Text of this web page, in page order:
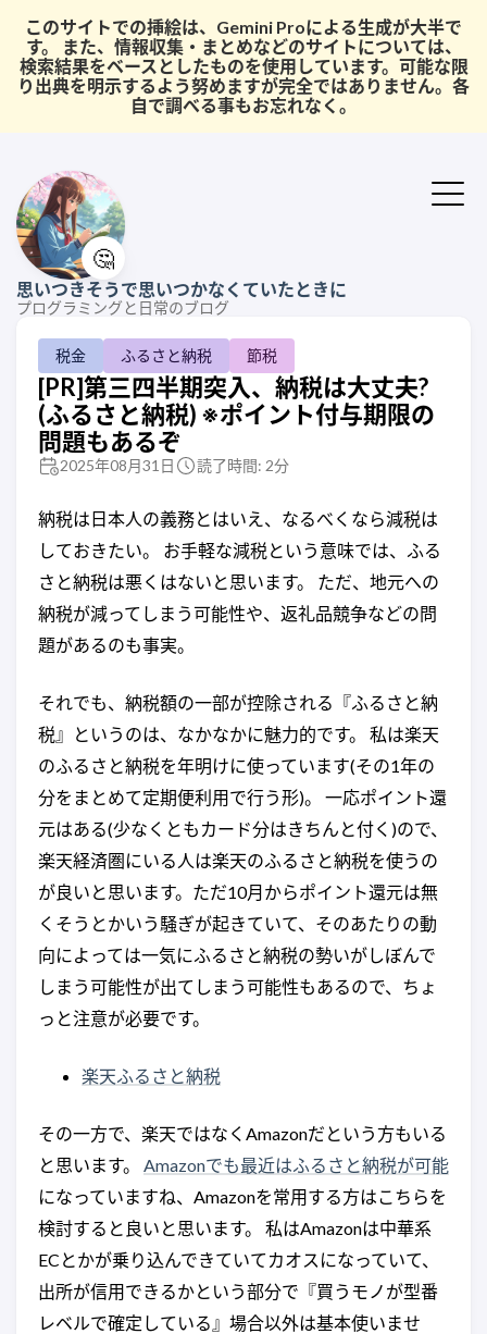
このサイトでの挿絵は、Gemini Proによる生成が大半で
す。 また、情報収集・まとめなどのサイトについては、
検索結果をベースとしたものを使用しています。可能な限
り出典を明示するよう努めますが完全ではありません。各
自で調べる事もお忘れなく。
🤔
思いつきそうで思いつかなくていたときに
プログラミングと日常のブログ
税金 ふるさと納税 節税
[PR]第三四半期突入、納税は大丈夫?
(ふるさと納税) ※ポイント付与期限の
問題もあるぞ
2025年08月31日 読了時間: 2分
納税は日本人の義務とはいえ、なるべくなら減税は
しておきたい。 お手軽な減税という意味では、ふる
さと納税は悪くはないと思います。 ただ、地元への
納税が減ってしまう可能性や、返礼品競争などの問
題があるのも事実。
それでも、納税額の一部が控除される『ふるさと納
税』というのは、なかなかに魅力的です。 私は楽天
のふるさと納税を年明けに使っています(その1年の
分をまとめて定期便利用で行う形)。 一応ポイント還
元はある(少なくともカード分はきちんと付く)ので、
楽天経済圏にいる人は楽天のふるさと納税を使うの
が良いと思います。ただ10月からポイント還元は無
くそうとかいう騒ぎが起きていて、そのあたりの動
向によっては一気にふるさと納税の勢いがしぼんで
しまう可能性が出てしまう可能性もあるので、ちょ
っと注意が必要です。
楽天ふるさと納税
その一方で、楽天ではなくAmazonだという方もいる
と思います。 Amazonでも最近はふるさと納税が可能
になっていますね、Amazonを常用する方はこちらを
検討すると良いと思います。 私はAmazonは中華系
ECとかが乗り込んできていてカオスになっていて、
出所が信用できるかという部分で『買うモノが型番
レベルで確定している』場合以外は基本使いませ